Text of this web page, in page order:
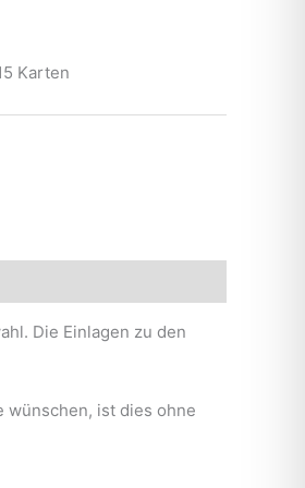
Karten
Die Einlagen zu den
wünschen, ist dies ohne